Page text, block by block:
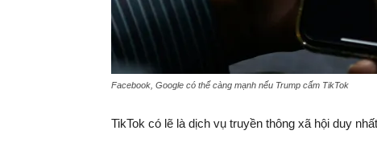
Facebook, Google có thể càng mạnh nếu Trump cấm TikTok
TikTok có lẽ là dịch vụ truyền thông xã hội duy